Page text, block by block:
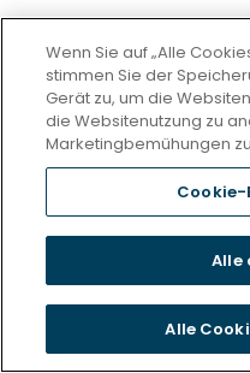
Wenn Sie auf „Alle
stimmen Sie der
Gerät zu, um die
die Websitenutzung zu
Marketingbemühungen
Cookie-
Alle
Alle